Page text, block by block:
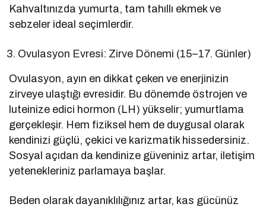
Kahvaltınızda yumurta, tam tahıllı ekmek ve
sebzeler ideal seçimlerdir.
Ovulasyon Evresi: Zirve Dönemi (15–17. Günler)
Ovulasyon, ayın en dikkat çeken ve enerjinizin
zirveye ulaştığı evresidir. Bu dönemde östrojen ve
luteinize edici hormon (LH) yükselir; yumurtlama
gerçekleşir. Hem fiziksel hem de duygusal olarak
kendinizi güçlü, çekici ve karizmatik hissedersiniz.
Sosyal açıdan da kendinize güveniniz artar, iletişim
yetenekleriniz parlamaya başlar.
Beden olarak dayanıklılığınız artar, kas gücünüz